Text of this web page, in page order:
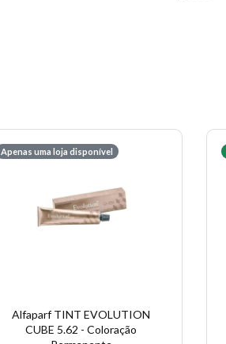
Apenas uma loja disponível
Alfaparf TINT EVOLUTION
CUBE 5.62 - Coloração